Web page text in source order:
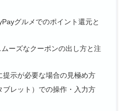
グルメでのポイント還元と
ーズなクーポンの出し方と注
提示が必要な場合の見極め方
ブレット）での操作・入力方